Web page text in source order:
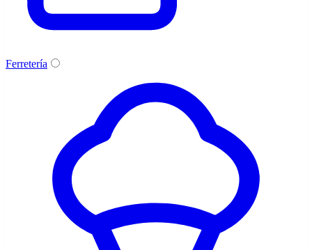
Ferretería